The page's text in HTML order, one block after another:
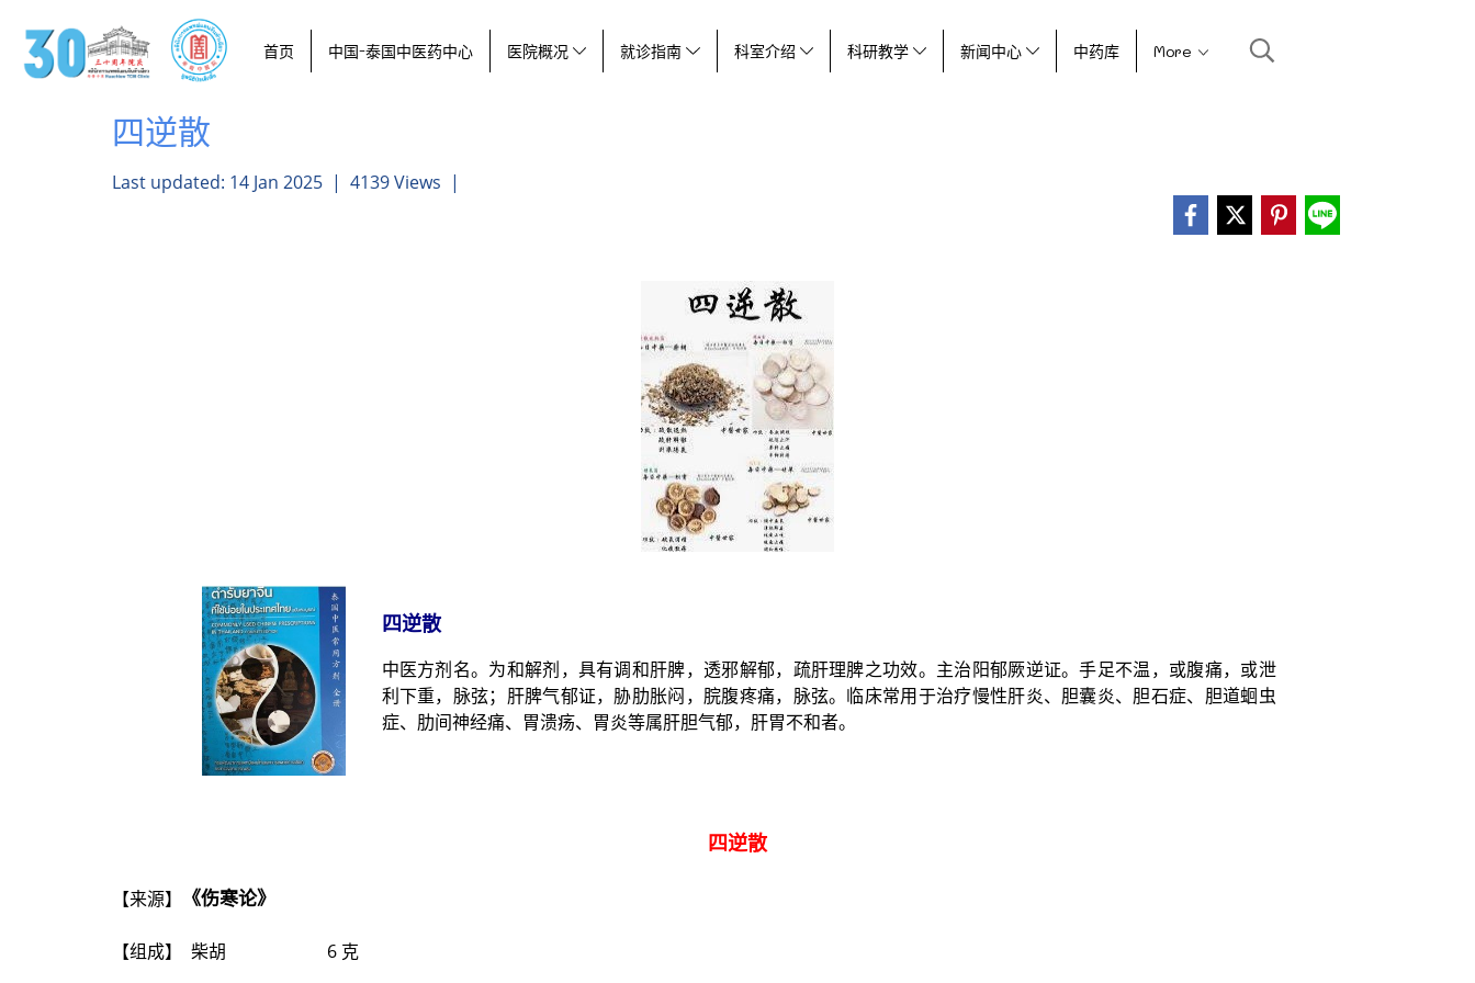
首页 中国-泰国中医药中心 医院概况 就诊指南 科室介绍 科研教学 新闻中心 中药库 More
四逆散
Last updated: 14 Jan 2025 | 4139 Views |
四逆散
中医方剂名。为和解剂，具有调和肝脾，透邪解郁，疏肝理脾之功效。主治阳郁厥逆证。手足不温，或腹痛，或泄
利下重，脉弦；肝脾气郁证，胁肋胀闷，脘腹疼痛，脉弦。临床常用于治疗慢性肝炎、胆囊炎、胆石症、胆道蛔虫
症、肋间神经痛、胃溃疡、胃炎等属肝胆气郁，肝胃不和者。
四逆散
【来源】 《伤寒论》
【组成】 柴胡 6 克